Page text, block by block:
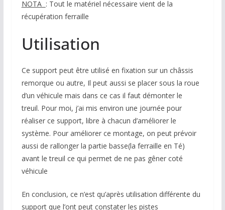
NOTA : Tout le matériel nécessaire vient de la
récupération ferraille
Utilisation
Ce support peut être utilisé en fixation sur un châssis
remorque ou autre, Il peut aussi se placer sous la roue
d’un véhicule mais dans ce cas il faut démonter le
treuil. Pour moi, j’ai mis environ une journée pour
réaliser ce support, libre à chacun d’améliorer le
système. Pour améliorer ce montage, on peut prévoir
aussi de rallonger la partie basse(la ferraille en Té)
avant le treuil ce qui permet de ne pas gêner coté
véhicule
En conclusion, ce n’est qu’après utilisation différente du
support que l’ont peut constater les pistes